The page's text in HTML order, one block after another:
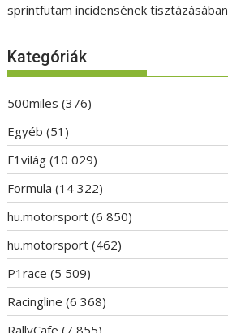
sprintfutam incidensének tisztázásában
Kategóriák
500miles (376)
Egyéb (51)
F1világ (10 029)
Formula (14 322)
hu.motorsport (6 850)
hu.motorsport (462)
P1race (5 509)
Racingline (6 368)